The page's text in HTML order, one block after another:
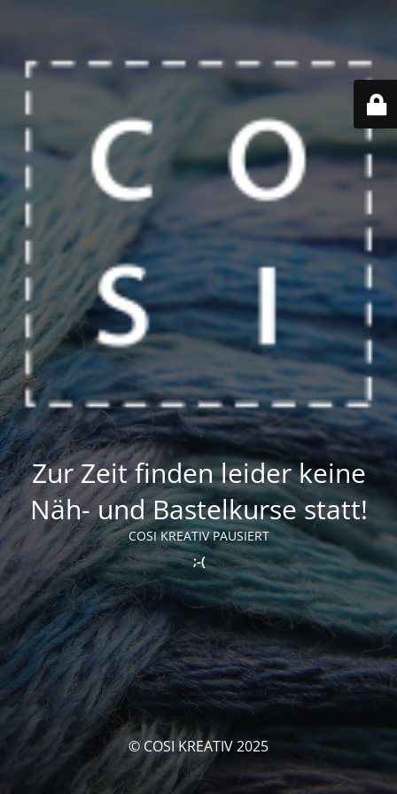
Zur Zeit finden leider keine
Näh- und Bastelkurse statt!
COSI KREATIV PAUSIERT
;-(
© COSI KREATIV 2025